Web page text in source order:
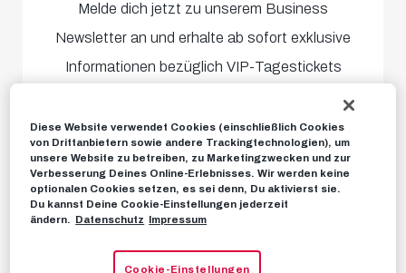
Melde dich jetzt zu unserem Business
Newsletter an und erhalte ab sofort exklusive
Informationen bezüglich VIP-Tagestickets
Business Cards. Zusätzlich bieten wir dir die
Teilnahme an exklusiven Gewinnspielen, bei
denen du fantastische Preise gewinnen und
unvergessliche Momente erleben kannst.
Business Reisenzu den internationalen
Diese Website verwendet Cookies (einschließlich Cookies
von Drittanbietern sowie andere Trackingtechnologien), um
unsere Website zu betreiben, zu Marketingzwecken und zur
Verbesserung Deines Online-Erlebnisses. Wir werden keine
optionalen Cookies setzen, es sei denn, Du aktivierst sie.
Du kannst Deine Cookie-Einstellungen jederzeit
ändern.
Datenschutz Impressum
Cookie-Einstellungen